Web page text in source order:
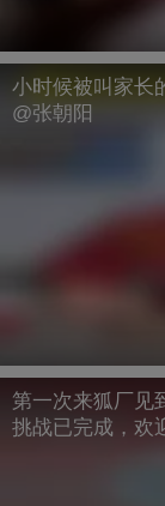
小时候被叫家长
@张朝阳
第一次来狐厂见
挑战已完成，欢